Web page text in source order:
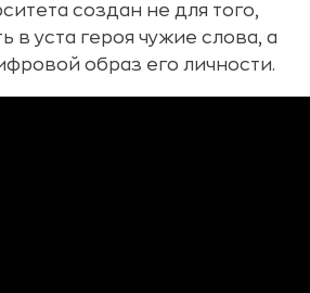
создан не для того,
в уста героя чужие слова, а
образ его личности.